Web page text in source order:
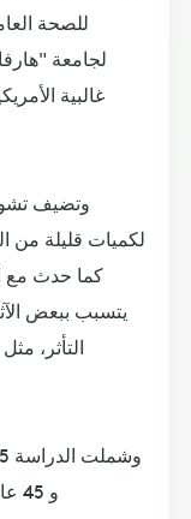
لجامعة
غالبية
وتضيف
لكميات قليلة من
كما حدث مع
يتسبب ببعض
التأثر،
و